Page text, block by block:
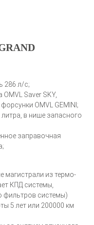
клиентов
286 л/с;
Saver SKY,
OMVL GEMINI;
в нише запасного
заправочная
магистрали из термо-
КПД системы,
фильтров системы)
5 лет или 200000 км